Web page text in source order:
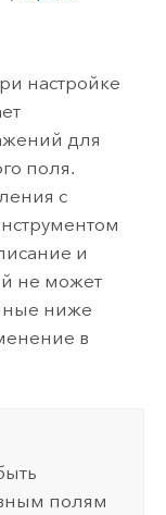
настройке
для
поля.
с
и
не может
ниже
в
полям